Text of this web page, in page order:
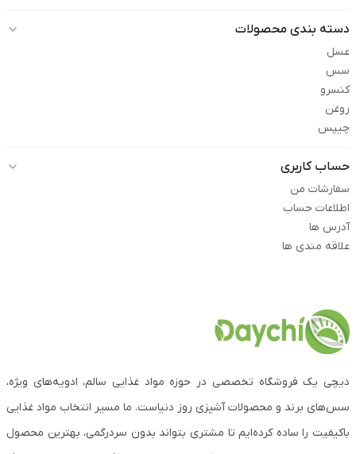
دسته بندی محصولات
عسل
سس
کنسرو
روغن
چیپس
حساب کاربری
سفارشات من
اطلاعات حساب
آدرس ها
علاقه مندی ها
دیچی یک فروشگاه تخصصی در حوزه مواد غذایی سالم، ادویه‌های ویژه،
سس‌های برند و محصولات آشپزی روز دنیاست. ما مسیر انتخاب مواد غذایی
باکیفیت را ساده کرده‌ایم تا مشتری بتواند بدون سردرگمی، بهترین محصول